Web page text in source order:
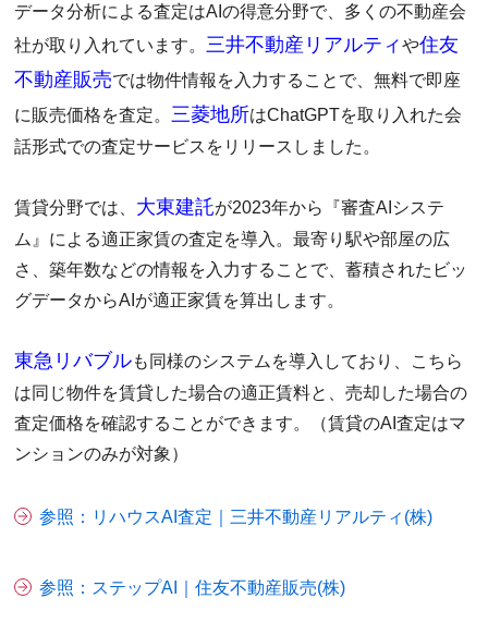
データ分析による査定はAIの得意分野で、多くの不動産会
社が取り入れています。 三井不動産リアルティや住友
不動産販売では物件情報を入力することで、無料で即座
に販売価格を査定。 三菱地所はChatGPTを取り入れた会
話形式での査定サービスをリリースしました。
賃貸分野では、 大東建託が2023年から『審査AIシステ
ム』による適正家賃の査定を導入。最寄り駅や部屋の広
さ、築年数などの情報を入力することで、蓄積されたビッ
グデータからAIが適正家賃を算出します。
東急リバブルも同様のシステムを導入しており、こちら
は同じ物件を賃貸した場合の適正賃料と、売却した場合の
査定価格を確認することができます。（賃貸のAI査定はマ
ンションのみが対象）
参照：リハウスAI査定｜三井不動産リアルティ(株)
参照：ステップAI｜住友不動産販売(株)